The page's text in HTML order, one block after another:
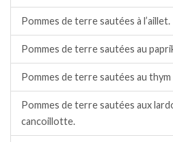
Pommes de terre sautées à l’aillet.
Pommes de terre sautées au
Pommes de terre sautées au
Pommes de terre sautées aux
cancoillotte.